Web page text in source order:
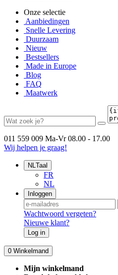
Onze selectie
Aanbiedingen
Snelle Levering
Duurzaam
Nieuw
Bestsellers
Made in Europe
Blog
FAQ
Maatwerk
011 559 009 Ma-Vr 08.00 - 17.00
Wij helpen je graag!
NLTaal
FR
NL
Inloggen
Wachtwoord vergeten?
Nieuwe klant?
Log in
0 Winkelmand
Mijn winkelmand